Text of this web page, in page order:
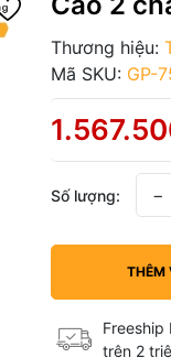
Thương hiệu:
Mã SKU: GP-
Số lượng: −
THÊM
Freeship
trên 2